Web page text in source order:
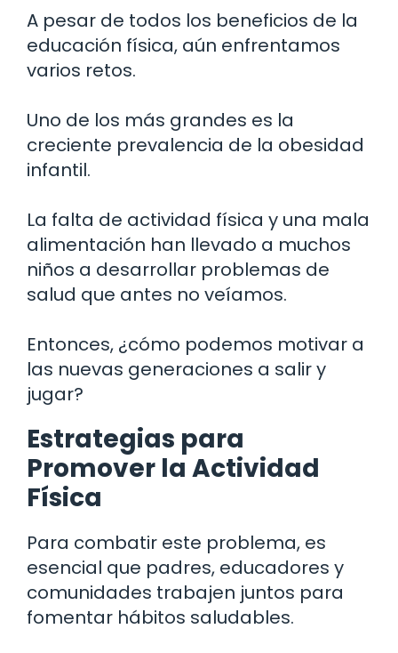
A pesar de todos los beneficios de la
educación física, aún enfrentamos
varios retos.
Uno de los más grandes es la
creciente prevalencia de la obesidad
infantil.
La falta de actividad física y una mala
alimentación han llevado a muchos
niños a desarrollar problemas de
salud que antes no veíamos.
Entonces, ¿cómo podemos motivar a
las nuevas generaciones a salir y
jugar?
Estrategias para
Promover la Actividad
Física
Para combatir este problema, es
esencial que padres, educadores y
comunidades trabajen juntos para
fomentar hábitos saludables.